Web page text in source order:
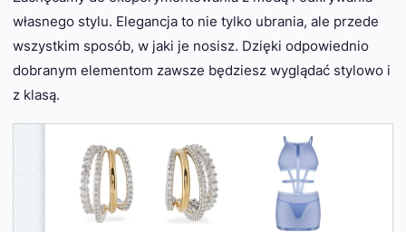
własnego stylu. Elegancja to nie tylko ubrania, ale przede
wszystkim sposób, w jaki je nosisz. Dzięki odpowiednio
dobranym elementom zawsze będziesz wyglądać stylowo i
z klasą.